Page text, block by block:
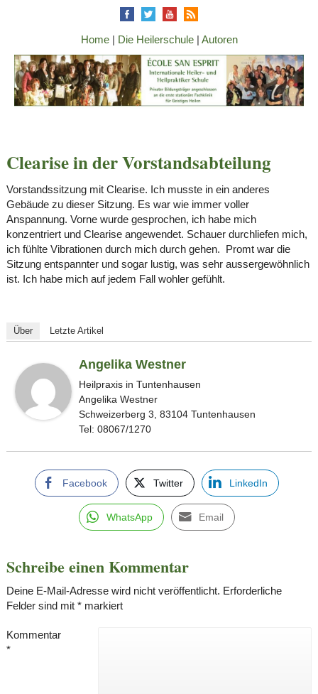
Home| Die Heilerschule| Autoren
Clearise in der Vorstandsabteilung
Vorstandssitzung mit Clearise. Ich musste in ein anderes
Gebäude zu dieser Sitzung. Es war wie immer voller
Anspannung. Vorne wurde gesprochen, ich habe mich
konzentriert und Clearise angewendet. Schauer durchliefen mich,
ich fühlte Vibrationen durch mich durch gehen. Promt war die
Sitzung entspannter und sogar lustig, was sehr aussergewöhnlich
ist. Ich habe mich auf jedem Fall wohler gefühlt.
Über Letzte Artikel
Angelika Westner
Heilpraxis in Tuntenhausen
Angelika Westner
Schweizerberg 3, 83104 Tuntenhausen
Tel: 08067/1270
Facebook Twitter LinkedIn
WhatsApp Email
Schreibe einen Kommentar
Deine E-Mail-Adresse wird nicht veröffentlicht. Erforderliche
Felder sind mit *markiert
Kommentar
*